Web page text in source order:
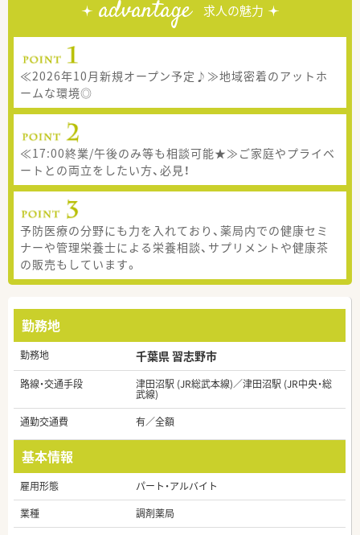
advantage 求人の魅力
≪2026年10月新規オープン予定♪≫地域密着のアットホ
ームな環境◎
≪17:00終業/午後のみ等も相談可能★≫ご家庭やプライベ
ートとの両立をしたい方、必見！
予防医療の分野にも力を入れており、薬局内での健康セミ
ナーや管理栄養士による栄養相談、サプリメントや健康茶
の販売もしています。
勤務地
勤務地 千葉県 習志野市
路線・交通手段 津田沼駅 (JR総武本線)／津田沼駅 (JR中央・総
武線)
通勤交通費
有／全額
基本情報
雇用形態
パート・アルバイト
業種
調剤薬局